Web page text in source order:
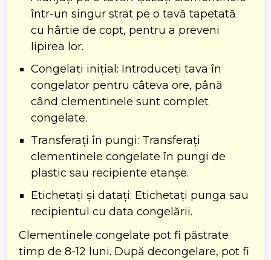
într-un singur strat pe o tavă tapetată
cu hârtie de copt, pentru a preveni
lipirea lor.
Congelați inițial: Introduceți tava în
congelator pentru câteva ore, până
când clementinele sunt complet
congelate.
Transferați în pungi: Transferați
clementinele congelate în pungi de
plastic sau recipiente etanșe.
Etichetați și datați: Etichetați punga sau
recipientul cu data congelării.
Clementinele congelate pot fi păstrate
timp de 8-12 luni. După decongelare, pot fi